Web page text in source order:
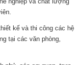
kế và thi công các hệ
tại các văn phòng,